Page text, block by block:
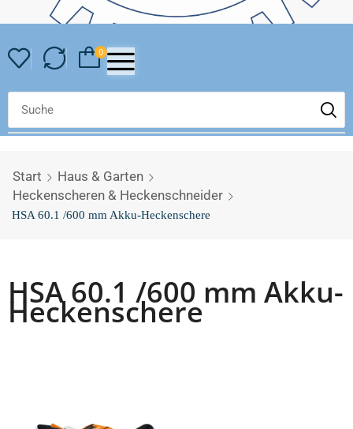
0
Start
Haus & Garten
Heckenscheren & Heckenschneider
HSA 60.1 /600 mm Akku-Heckenschere
HSA 60.1 /600 mm Akku-
Heckenschere